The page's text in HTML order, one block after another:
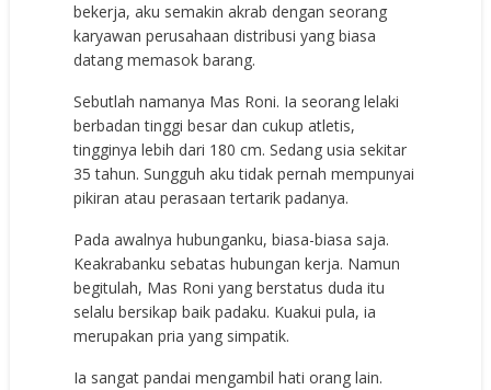
bekerja, aku semakin akrab dengan seorang
karyawan perusahaan distribusi yang biasa
datang memasok barang.
Sebutlah namanya Mas Roni. Ia seorang lelaki
berbadan tinggi besar dan cukup atletis,
tingginya lebih dari 180 cm. Sedang usia sekitar
35 tahun. Sungguh aku tidak pernah mempunyai
pikiran atau perasaan tertarik padanya.
Pada awalnya hubunganku, biasa-biasa saja.
Keakrabanku sebatas hubungan kerja. Namun
begitulah, Mas Roni yang berstatus duda itu
selalu bersikap baik padaku. Kuakui pula, ia
merupakan pria yang simpatik.
Ia sangat pandai mengambil hati orang lain.